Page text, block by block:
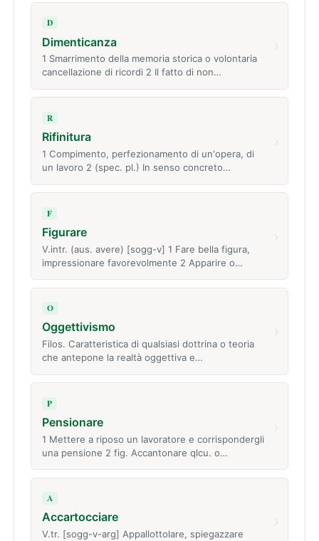
D
Dimenticanza
1 Smarrimento della memoria storica o volontaria
cancellazione di ricordi 2 Il fatto di non…
R
Rifinitura
1 Compimento, perfezionamento di un'opera, di
un lavoro 2 (spec. pl.) In senso concreto…
F
Figurare
V.intr. (aus. avere) [sogg-v] 1 Fare bella figura,
impressionare favorevolmente 2 Apparire o…
O
Oggettivismo
Filos. Caratteristica di qualsiasi dottrina o teoria
che antepone la realtà oggettiva e…
P
Pensionare
1 Mettere a riposo un lavoratore e corrispondergli
una pensione 2 fig. Accantonare qlcu. o…
A
Accartocciare
V.tr. [sogg-v-arg] Appallottolare, spiegazzare